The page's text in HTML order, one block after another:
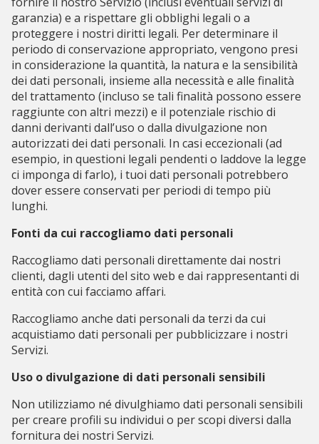
garanzia) e a rispettare gli obblighi legali o a
proteggere i nostri diritti legali. Per determinare il
periodo di conservazione appropriato, vengono presi
in considerazione la quantità, la natura e la sensibilità
dei dati personali, insieme alla necessità e alle finalità
del trattamento (incluso se tali finalità possono essere
raggiunte con altri mezzi) e il potenziale rischio di
danni derivanti dall’uso o dalla divulgazione non
autorizzati dei dati personali. In casi eccezionali (ad
esempio, in questioni legali pendenti o laddove la legge
ci imponga di farlo), i tuoi dati personali potrebbero
dover essere conservati per periodi di tempo più
lunghi.
Fonti da cui raccogliamo dati personali
Raccogliamo dati personali direttamente dai nostri
clienti, dagli utenti del sito web e dai rappresentanti di
entità con cui facciamo affari.
Raccogliamo anche dati personali da terzi da cui
acquistiamo dati personali per pubblicizzare i nostri
Servizi.
Uso o divulgazione di dati personali sensibili
Non utilizziamo né divulghiamo dati personali sensibili
per creare profili su individui o per scopi diversi dalla
fornitura dei nostri Servizi.